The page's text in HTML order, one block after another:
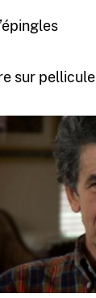
sur pellicule